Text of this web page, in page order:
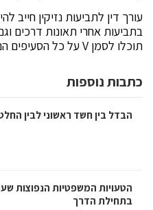
עורך דין לתביעות נזיקין חייב
בתביעות אחרי תאונות דרכים
תוכלו לסמן V על כל הסעיפים הנ"ל, וגם על נחישות.
כתבות נוספות
הבדל בין חשד ראשוני לבין
הטעויות המשפטיות הנפוצות
בתחילת הדרך